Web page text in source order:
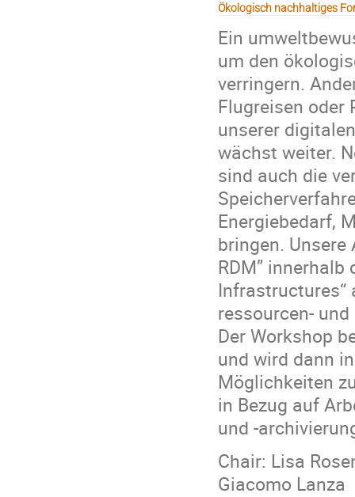
Ökologisch nachhaltiges
Ein
um den
verringern.
Flugreisen oder
unserer
wächst weiter.
sind auch die
Energiebedarf,
bringen.
RDM”
Infrastructures“
ressourcen-
Der Workshop
und wird dann
Möglichkeiten
in Bezug auf
und -
Chair: Lisa
Giacomo Lanza